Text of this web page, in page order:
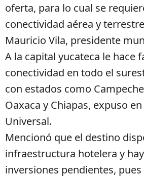
oferta, para lo cual se
conectividad aérea y
Mauricio Vila, presidente
A la capital yucateca le hace
conectividad en todo el
con estados como
Oaxaca y Chiapas, expuso
Universal.
Mencionó que el destino
infraestructura hotelera y
inversiones pendientes,